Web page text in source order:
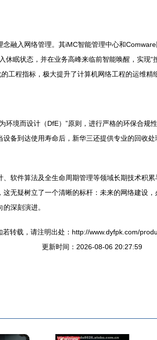
融入网络管理。其iMC智能管理中心和
眠状态，并在业务高峰来临前智能唤醒，实现
工程指标，极大提升了计算机网络工程的运维精
环境而设计（DfE）”原则，进行严格的环保合
备到达使用寿命后，新华三还提供专业的回收
软件算法及全生命周期管理等领域长期技术积
无疑树立了一个清晰的标杆：未来的网络建设
深刻演进。
若转载，请注明出处：http://www.dyfpk.com/
更新时间：2026-08-06 20:27:59